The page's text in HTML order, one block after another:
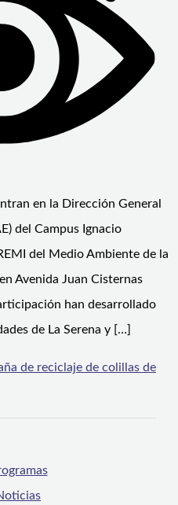
en la Dirección General
del Campus Ignacio
del Medio Ambiente de la
Avenida Juan Cisternas
han desarrollado
de La Serena y […]
de reciclaje de colillas de